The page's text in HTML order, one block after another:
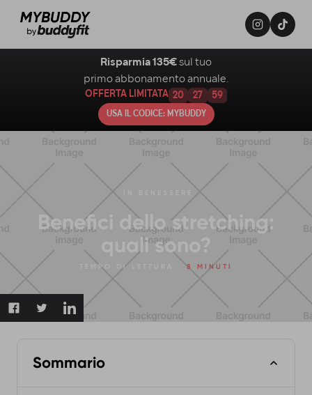
Benefici dello stretching:
quali sono?
TEMPO DI LETTURA: 8 MINUTI
Sommario
Risparmia 135€ sul tuo
primo abbonamento annuale.
OFFERTA LIMITATA 20 27 58
USA IL CODICE: MYBUDDY